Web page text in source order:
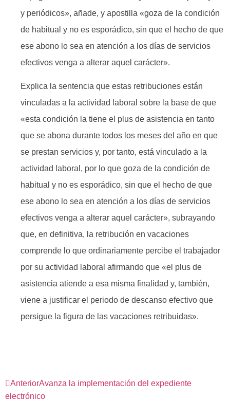
y periódicos», añade, y apostilla «goza de la condición
de habitual y no es esporádico, sin que el hecho de que
ese abono lo sea en atención a los días de servicios
efectivos venga a alterar aquel carácter».
Explica la sentencia que estas retribuciones están
vinculadas a la actividad laboral sobre la base de que
«esta condición la tiene el plus de asistencia en tanto
que se abona durante todos los meses del año en que
se prestan servicios y, por tanto, está vinculado a la
actividad laboral, por lo que goza de la condición de
habitual y no es esporádico, sin que el hecho de que
ese abono lo sea en atención a los días de servicios
efectivos venga a alterar aquel carácter», subrayando
que, en definitiva, la retribución en vacaciones
comprende lo que ordinariamente percibe el trabajador
por su actividad laboral afirmando que «el plus de
asistencia atiende a esa misma finalidad y, también,
viene a justificar el periodo de descanso efectivo que
persigue la figura de las vacaciones retribuidas».
AnteriorAvanza la implementación del expediente
electrónico